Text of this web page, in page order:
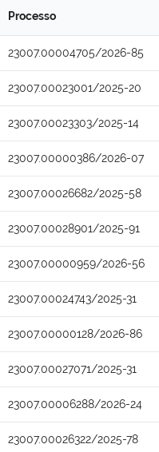
Processo
23007.00004705/2026-85
23007.00023001/2025-20
23007.00023303/2025-14
23007.00000386/2026-07
23007.00026682/2025-58
23007.00028901/2025-91
23007.00000959/2026-56
23007.00024743/2025-31
23007.00000128/2026-86
23007.00027071/2025-31
23007.00006288/2026-24
23007.00026322/2025-78